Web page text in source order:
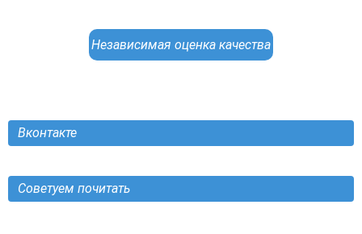
Независимая оценка качества
Вконтакте
Советуем почитать